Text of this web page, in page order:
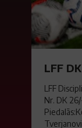
LFF
LFF
Nr. DK